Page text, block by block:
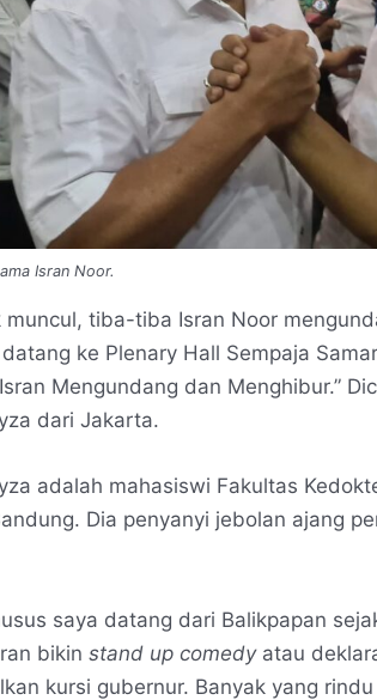
Isran Noor.
muncul, tiba-tiba Isran Noor
ke Plenary Hall Sempaja
Mengundang dan Menghibur.”
dari Jakarta.
adalah mahasiswi Fakultas
Dia penyanyi jebolan ajang
saya datang dari Balikpapan
bikin stand up comedyatau
kursi gubernur. Banyak yang